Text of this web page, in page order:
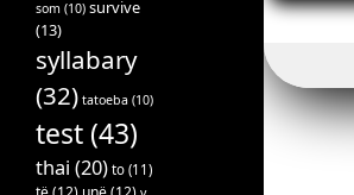
som (10) survive
(13)
syllabary
(32) tatoeba (10)
test (43)
thai (20) to (11)